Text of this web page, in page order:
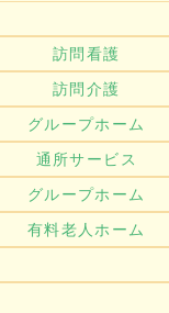
訪問看護
訪問介護
グループホーム
通所サービス
グループホーム
有料老人ホーム